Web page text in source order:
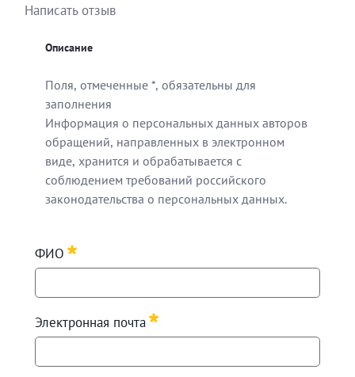
Написать отзыв
Описание
Поля, отмеченные *, обязательны для
заполнения
Информация о персональных данных авторов
обращений, направленных в электронном
виде, хранится и обрабатывается с
соблюдением требований российского
законодательства о персональных данных.
Информация о персональных данных авторов
ФИО
Электронная почта